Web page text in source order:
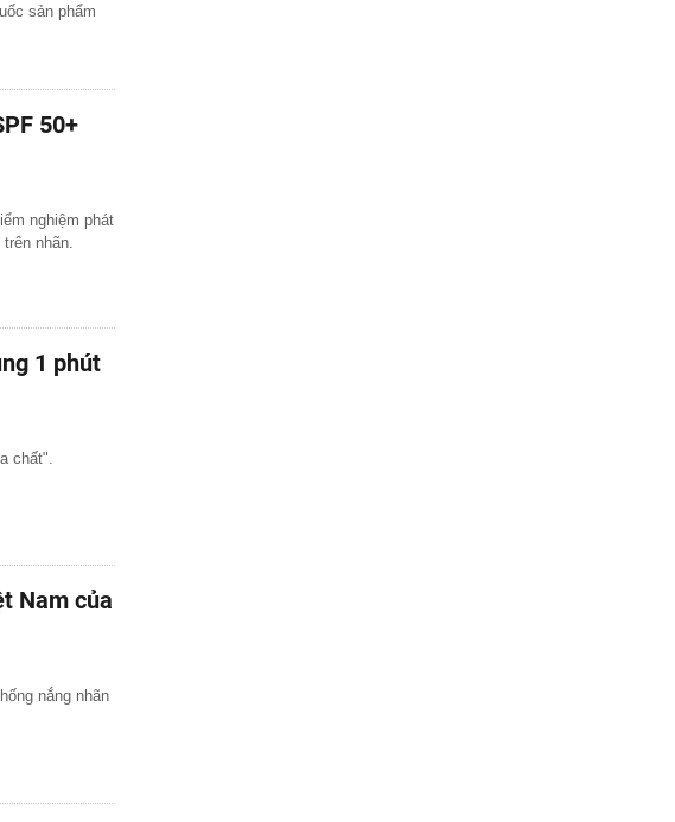
sản phẩm
50+
nghiệm phát
nhãn.
1 phút
chất".
Nam của
nắng nhãn